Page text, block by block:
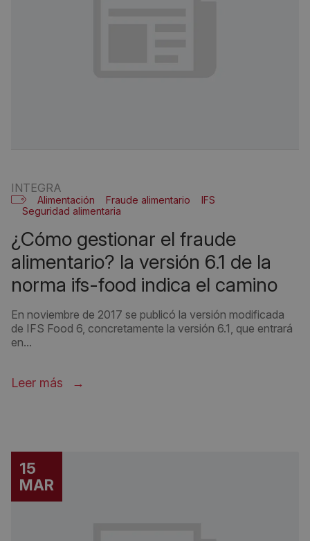
INTEGRA
Alimentación Fraude alimentario
IFS
Seguridad alimentaria
¿cómo gestionar el fraude
alimentario? la versión 6.1 de la
norma ifs-food indica el camino
En noviembre de 2017 se publicó la versión modificada
de IFS Food 6, concretamente la versión 6.1, que entrará
en...
Leer más
15
MAR